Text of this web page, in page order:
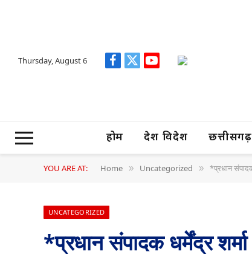
Thursday, August 6 Facebook
X
YouTube
होम देश विदेश
YOU ARE AT: Home » Uncategorized » *प्रधान
UNCATEGORIZED
*प्रधान संपादक धर्मेंद्र